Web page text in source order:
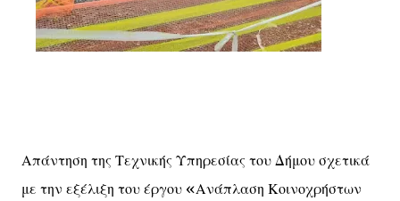
Απάντηση της Τεχνικής Υπηρεσίας του Δήμου σχετικά
με την εξέλιξη του έργου «Ανάπλαση Κοινοχρήστων